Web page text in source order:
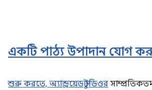
একটি পাঠ্য উপাদান যোগ
শুরু করতে, অ্যান্ড্রয়েড স্টুডিওর